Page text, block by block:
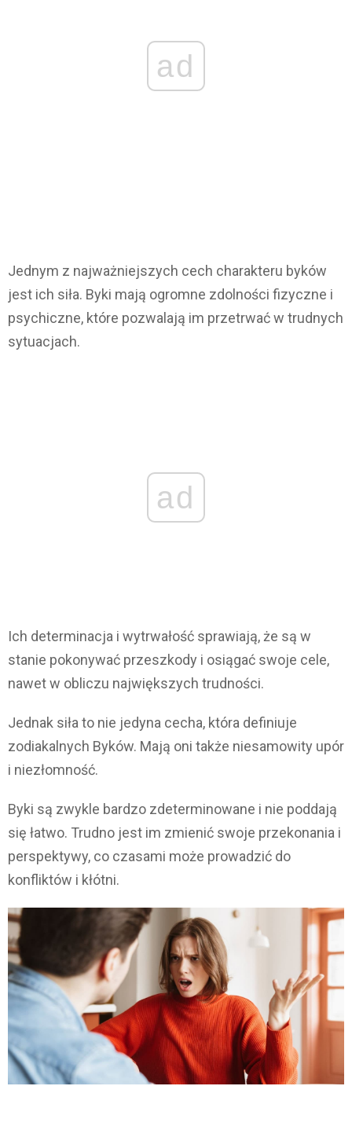
ad
Jednym z najważniejszych cech charakteru byków
jest ich siła. Byki mają ogromne zdolności fizyczne i
psychiczne, które pozwalają im przetrwać w trudnych
sytuacjach.
ad
Ich determinacja i wytrwałość sprawiają, że są w
stanie pokonywać przeszkody i osiągać swoje cele,
nawet w obliczu największych trudności.
Jednak siła to nie jedyna cecha, która definiuje
zodiakalnych Byków. Mają oni także niesamowity upór
i niezłomność.
Byki są zwykle bardzo zdeterminowane i nie poddają
się łatwo. Trudno jest im zmienić swoje przekonania i
perspektywy, co czasami może prowadzić do
konfliktów i kłótni.